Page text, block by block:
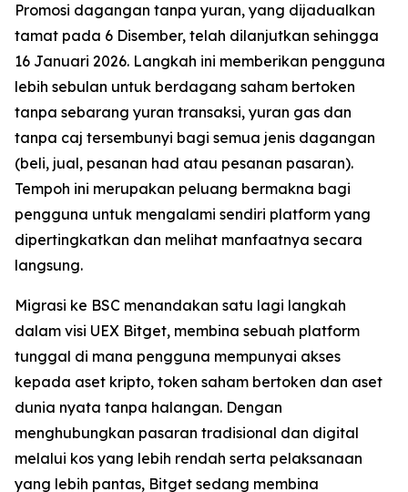
Promosi dagangan tanpa yuran, yang dijadualkan
tamat pada 6 Disember, telah dilanjutkan sehingga
16 Januari 2026. Langkah ini memberikan pengguna
lebih sebulan untuk berdagang saham bertoken
tanpa sebarang yuran transaksi, yuran gas dan
tanpa caj tersembunyi bagi semua jenis dagangan
(beli, jual, pesanan had atau pesanan pasaran).
Tempoh ini merupakan peluang bermakna bagi
pengguna untuk mengalami sendiri platform yang
dipertingkatkan dan melihat manfaatnya secara
langsung.
Migrasi ke BSC menandakan satu lagi langkah
dalam visi UEX Bitget, membina sebuah platform
tunggal di mana pengguna mempunyai akses
kepada aset kripto, token saham bertoken dan aset
dunia nyata tanpa halangan. Dengan
menghubungkan pasaran tradisional dan digital
melalui kos yang lebih rendah serta pelaksanaan
yang lebih pantas, Bitget sedang membina